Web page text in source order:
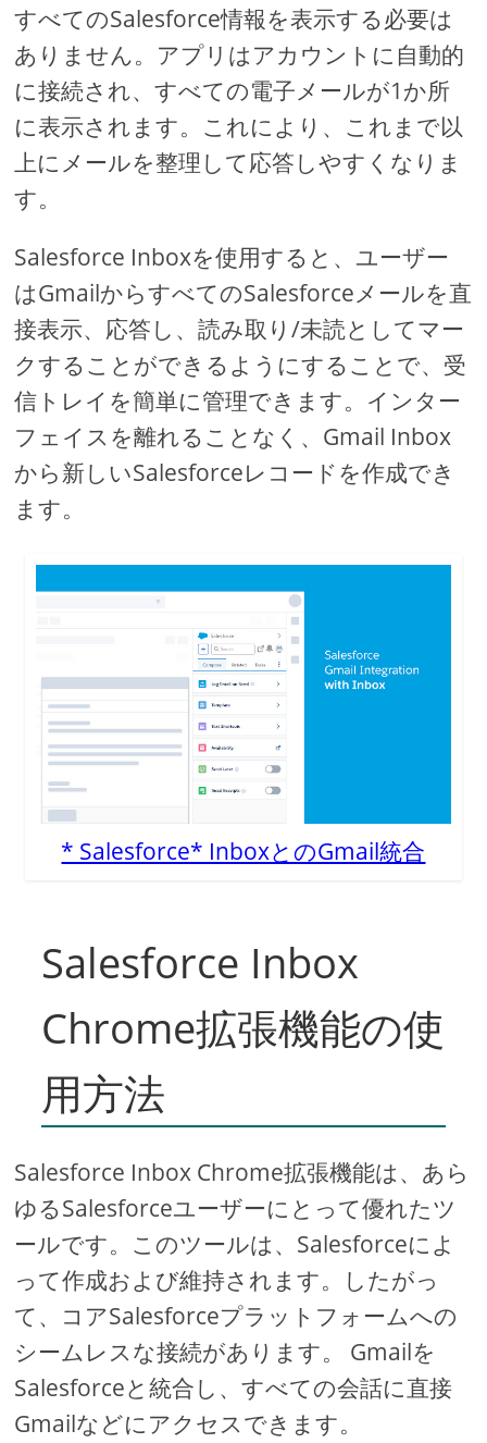
すべてのSalesforce情報を表示する必要は
ありません。アプリはアカウントに自動的
に接続され、すべての電子メールが1か所
に表示されます。これにより、これまで以
上にメールを整理して応答しやすくなりま
す。
Salesforce Inboxを使用すると、ユーザー
はGmailからすべてのSalesforceメールを直
接表示、応答し、読み取り/未読としてマー
クすることができるようにすることで、受
信トレイを簡単に管理できます。インター
フェイスを離れることなく、Gmail Inbox
から新しいSalesforceレコードを作成でき
ます。
* Salesforce* InboxとのGmail統合
Salesforce Inbox
Chrome拡張機能の使
用方法
Salesforce Inbox Chrome拡張機能は、あら
ゆるSalesforceユーザーにとって優れたツ
ールです。このツールは、Salesforceによ
って作成および維持されます。したがっ
て、コアSalesforceプラットフォームへの
シームレスな接続があります。 Gmailを
Salesforceと統合し、すべての会話に直接
Gmailなどにアクセスできます。